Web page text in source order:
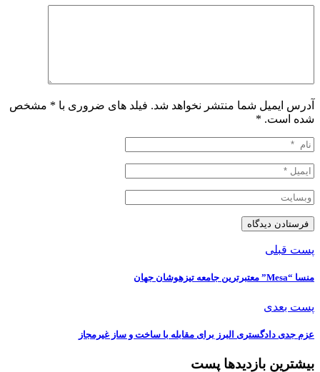
آدرس ایمیل شما منتشر نخواهد شد. فیلد های ضروری با * مشخص
شده است. *
پست قبلی
منسا “Mesa” معتبرترین جامعه تیزهوشان جهان
پست بعدی
عزم جدی دادگستری البرز برای مقابله با ساخت و ساز غیرمجاز
بیشترین بازدیدها پست